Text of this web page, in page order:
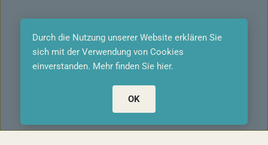
Durch die Nutzung unserer Website erklären Sie
sich mit der Verwendung von Cookies
einverstanden. Mehr finden Sie hier.
OK